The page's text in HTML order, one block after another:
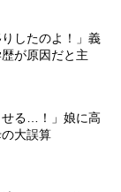
したのよ！」義
が原因だと主
せる…！」娘に高
大誤算